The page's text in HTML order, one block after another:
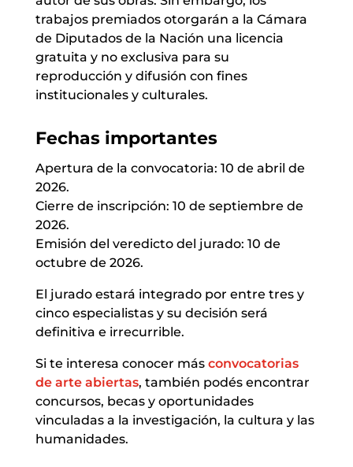
trabajos premiados otorgarán a la Cámara
de Diputados de la Nación una licencia
gratuita y no exclusiva para su
reproducción y difusión con fines
institucionales y culturales.
Fechas importantes
Apertura de la convocatoria: 10 de abril de
2026.
Cierre de inscripción: 10 de septiembre de
2026.
Emisión del veredicto del jurado: 10 de
octubre de 2026.
El jurado estará integrado por entre tres y
cinco especialistas y su decisión será
definitiva e irrecurrible.
Si te interesa conocer más convocatorias
de arte abiertas, también podés encontrar
concursos, becas y oportunidades
vinculadas a la investigación, la cultura y las
humanidades.